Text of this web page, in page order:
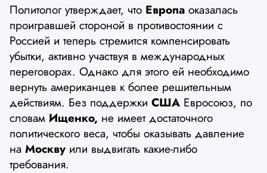
Политолог утверждает, что Европа оказалась
проигравшей стороной в противостоянии с
Россией и теперь стремится компенсировать
убытки, активно участвуя в международных
переговорах. Однако для этого ей необходимо
вернуть американцев к более решительным
действиям. Без поддержки США Евросоюз, по
словам Ищенко, не имеет достаточного
политического веса, чтобы оказывать давление
на Москву или выдвигать какие-либо
требования.